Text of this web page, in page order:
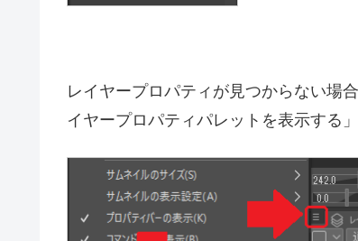
縁取りをしたい絵や文字があるレイヤ